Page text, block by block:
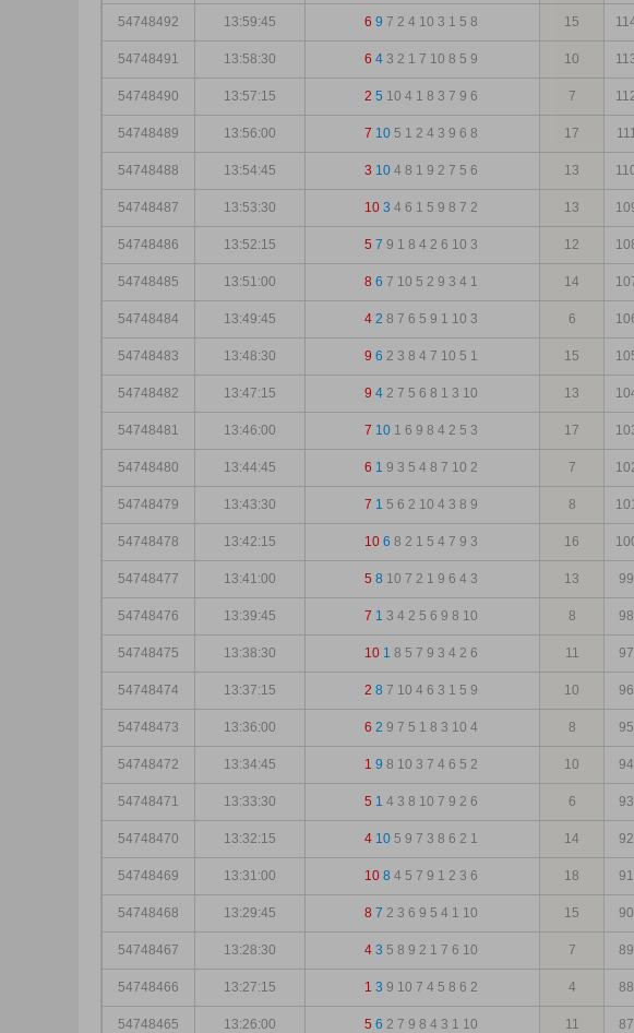
54748492 13:59:45 6 9 7 2 4 10 3 1 5 8 15
54748491 13:58:30 6 4 3 2 1 7 10 8 5 9 10
54748490 13:57:15 2 5 10 4 1 8 3 7 9 6 7
54748489 13:56:00 7 10 5 1 2 4 3 9 6 8 17
54748488 13:54:45 3 10 4 8 1 9 2 7 5 6 13
54748487 13:53:30 10 3 4 6 1 5 9 8 7 2 13
54748486 13:52:15 5 7 9 1 8 4 2 6 10 3 12
54748485 13:51:00 8 6 7 10 5 2 9 3 4 1 14
54748484 13:49:45 4 2 8 7 6 5 9 1 10 3 6
54748483 13:48:30 9 6 2 3 8 4 7 10 5 1 15
54748482 13:47:15 9 4 2 7 5 6 8 1 3 10 13
54748481 13:46:00 7 10 1 6 9 8 4 2 5 3 17
54748480 13:44:45 6 1 9 3 5 4 8 7 10 2 7
54748479 13:43:30 7 1 5 6 2 10 4 3 8 9 8
54748478 13:42:15 10 6 8 2 1 5 4 7 9 3 16
54748477 13:41:00 5 8 10 7 2 1 9 6 4 3 13 99
54748476 13:39:45 7 1 3 4 2 5 6 9 8 10 8 98
54748475 13:38:30 10 1 8 5 7 9 3 4 2 6 11 97
54748474 13:37:15 2 8 7 10 4 6 3 1 5 9 10 96
54748473 13:36:00 6 2 9 7 5 1 8 3 10 4 8 95
54748472 13:34:45 1 9 8 10 3 7 4 6 5 2 10 94
54748471 13:33:30 5 1 4 3 8 10 7 9 2 6 6 93
54748470 13:32:15 4 10 5 9 7 3 8 6 2 1 14 92
54748469 13:31:00 10 8 4 5 7 9 1 2 3 6 18 91
54748468 13:29:45 8 7 2 3 6 9 5 4 1 10 15 90
54748467 13:28:30 4 3 5 8 9 2 1 7 6 10 7 89
54748466 13:27:15 1 3 9 10 7 4 5 8 6 2 4 88
54748465 13:26:00 5 6 2 7 9 8 4 3 1 10 11 87